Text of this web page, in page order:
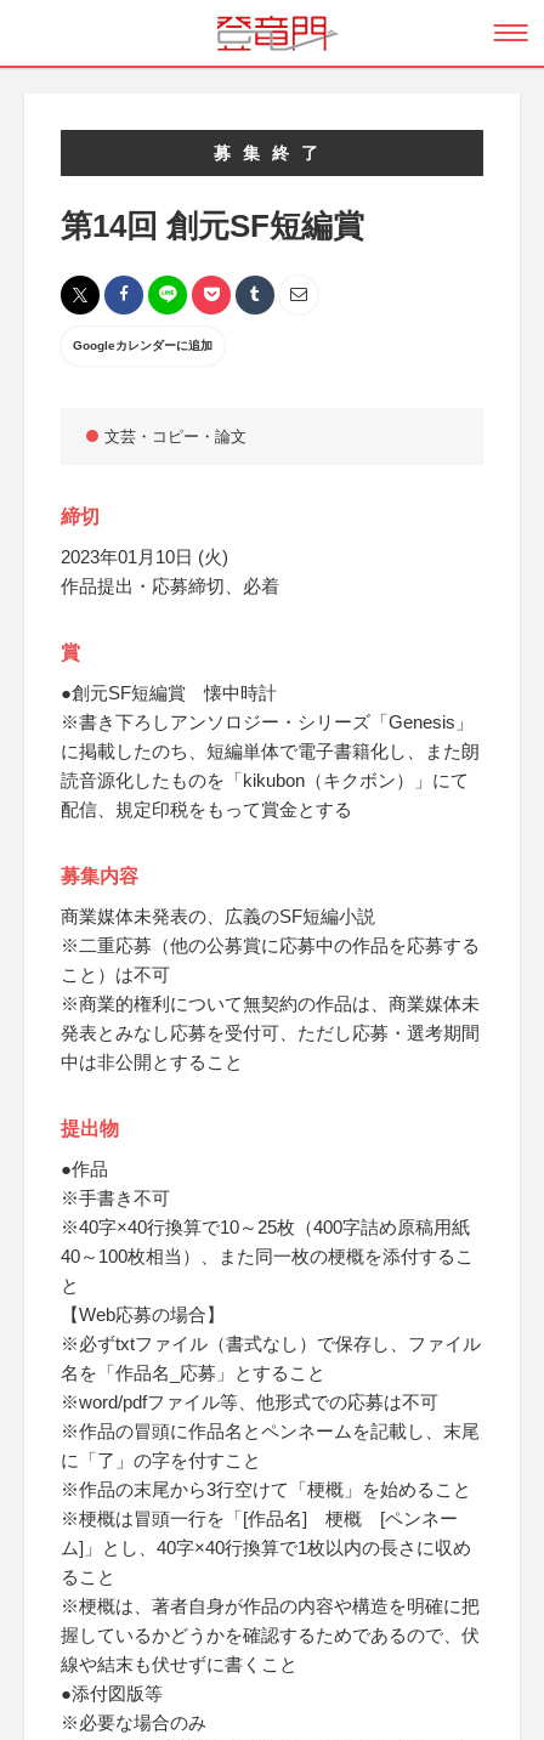
募集終了
第14回 創元SF短編賞
Googleカレンダーに追加
文芸・コピー・論文
締切
2023年01月10日 (火)
作品提出・応募締切、必着
賞
●創元SF短編賞 懐中時計
※書き下ろしアンソロジー・シリーズ「Genesis」
に掲載したのち、短編単体で電子書籍化し、また朗
読音源化したものを「kikubon（キクボン）」にて
配信、規定印税をもって賞金とする
募集内容
商業媒体未発表の、広義のSF短編小説
※二重応募（他の公募賞に応募中の作品を応募する
こと）は不可
※商業的権利について無契約の作品は、商業媒体未
発表とみなし応募を受付可、ただし応募・選考期間
中は非公開とすること
提出物
●作品
※手書き不可
※40字×40行換算で10～25枚（400字詰め原稿用紙
40～100枚相当）、また同一枚の梗概を添付するこ
と
【Web応募の場合】
※必ずtxtファイル（書式なし）で保存し、ファイル
名を「作品名_応募」とすること
※word/pdfファイル等、他形式での応募は不可
※作品の冒頭に作品名とペンネームを記載し、末尾
に「了」の字を付すこと
※作品の末尾から3行空けて「梗概」を始めること
※梗概は冒頭一行を「[作品名] 梗概 [ペンネー
ム]」とし、40字×40行換算で1枚以内の長さに収め
ること
※梗概は、著者自身が作品の内容や構造を明確に把
握しているかどうかを確認するためであるので、伏
線や結末も伏せずに書くこと
●添付図版等
※必要な場合のみ